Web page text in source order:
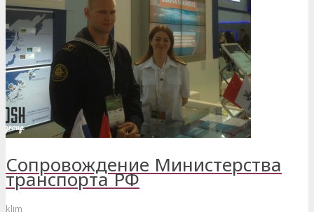
Сопровождение Министерства
транспорта РФ
klim